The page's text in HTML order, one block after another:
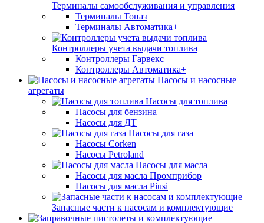
Терминалы самообслуживания и управления
Терминалы Топаз
Терминалы Автоматика+
Контроллеры учета выдачи топлива
Контроллеры Гарвекс
Контроллеры Автоматика+
Насосы и насосные
агрегаты
Насосы для топлива
Насосы для бензина
Насосы для ДТ
Насосы для газа
Насосы Corken
Насосы Petroland
Насосы для масла
Насосы для масла Промприбор
Насосы для масла Piusi
Запасные части к насосам и комплектующие